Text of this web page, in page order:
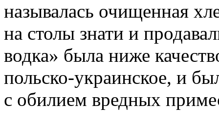
называлась очищенная
на столы знати и
водка» была ниже
польско-украинское, и
с обилием вредных